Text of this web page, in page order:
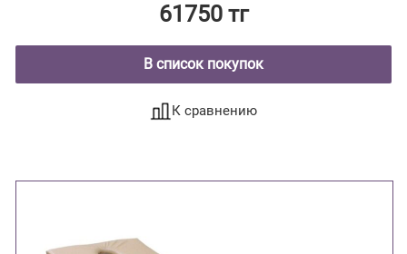
61750 тг
В список покупок
К сравнению